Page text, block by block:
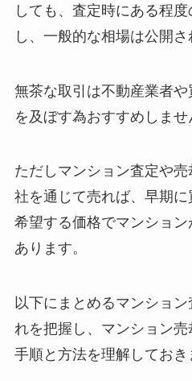
しても、査定時にある程
し、一般的な相場は公開さ
無茶な取引は不動産業者
を及ぼす為おすすめしませ
ただしマンション査定や
社を通じて売れば、早期に
希望する価格でマンショ
あります。
以下にまとめるマンショ
れを把握し、マンション
手順と方法を理解しておき